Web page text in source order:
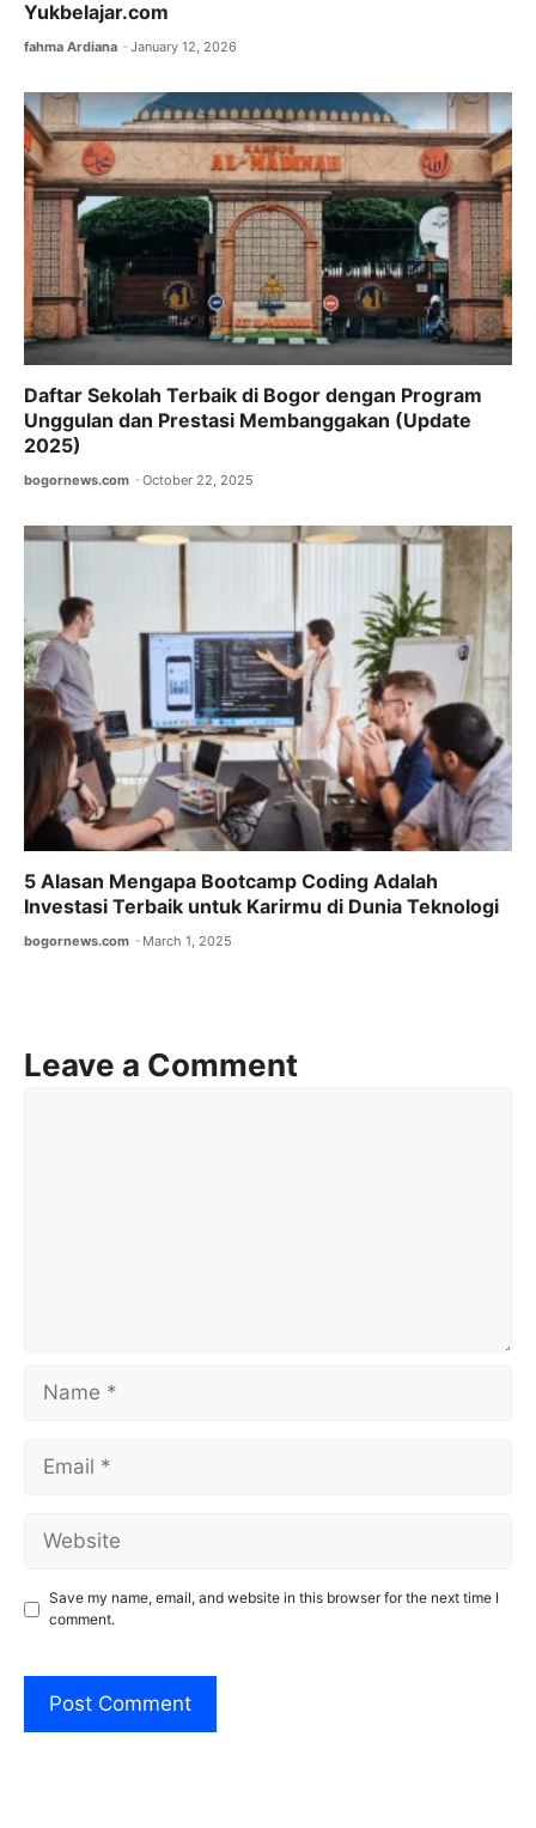
Yukbelajar.com
fahma Ardiana January 12, 2026
Daftar Sekolah Terbaik di Bogor dengan Program
Unggulan dan Prestasi Membanggakan (Update
2025)
bogornews.com October 22, 2025
5 Alasan Mengapa Bootcamp Coding Adalah
Investasi Terbaik untuk Karirmu di Dunia Teknologi
bogornews.com March 1, 2025
Leave a Comment
Name
Email
Website
Save my name, email, and website in this browser for the next time I
comment.